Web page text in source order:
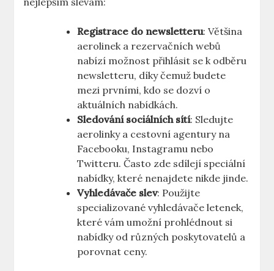
Registrace do newsletteru: Většina
aerolinek a rezervačních webů
nabízí možnost přihlásit se k odběru
newsletteru, díky čemuž budete
mezi prvními, kdo se dozví o
aktuálních nabídkách.
Sledování sociálních sítí: Sledujte
aerolinky a cestovní agentury na
Facebooku, Instagramu nebo
Twitteru. Často zde sdílejí speciální
nabídky, které nenajdete nikde jinde.
Vyhledávače slev: Použijte
specializované vyhledávače letenek,
které vám umožní prohlédnout si
nabídky od různých poskytovatelů a
porovnat ceny.